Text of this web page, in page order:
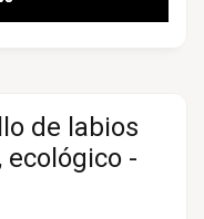
de labios
ecológico -